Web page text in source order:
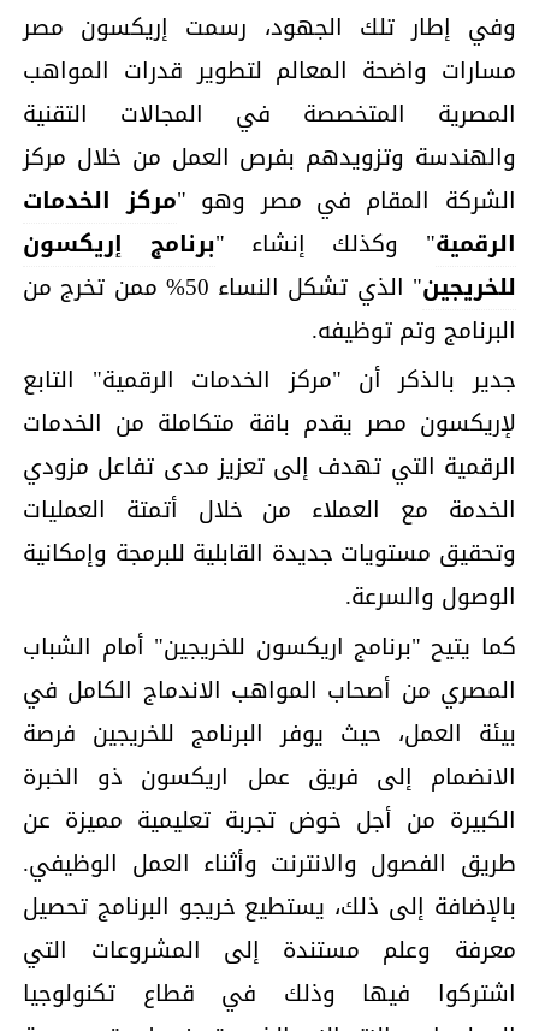
وفي إطار تلك الجهود، رسمت إريكسون مصر
مسارات واضحة المعالم لتطوير قدرات المواهب
المصرية المتخصصة في المجالات التقنية
والهندسة وتزويدهم بفرص العمل من خلال مركز
الشركة المقام في مصر وهو "مركز الخدمات
الرقمية" وكذلك إنشاء "برنامج إريكسون
للخريجين
" الذي تشكل النساء 50% ممن تخرج من
البرنامج وتم توظيفه.
جدير بالذكر أن "مركز الخدمات الرقمية" التابع
لإريكسون مصر يقدم باقة متكاملة من الخدمات
الرقمية التي تهدف إلى تعزيز مدى تفاعل مزودي
الخدمة مع العملاء من خلال أتمتة العمليات
وتحقيق مستويات جديدة القابلية للبرمجة وإمكانية
الوصول والسرعة.
كما يتيح "برنامج اريكسون للخريجين" أمام الشباب
المصري من أصحاب المواهب الاندماج الكامل في
بيئة العمل، حيث يوفر البرنامج للخريجين فرصة
الانضمام إلى فريق عمل اريكسون ذو الخبرة
الكبيرة من أجل خوض تجربة تعليمية مميزة عن
طريق الفصول والانترنت وأثناء العمل الوظيفي.
بالإضافة إلى ذلك، يستطيع خريجو البرنامج تحصيل
معرفة وعلم مستندة إلى المشروعات التي
اشتركوا فيها وذلك في قطاع تكنولوجيا